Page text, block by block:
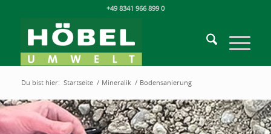
+49 8341 966 899 0
Du bist hier: Startseite / Mineralik / Bodensanierung